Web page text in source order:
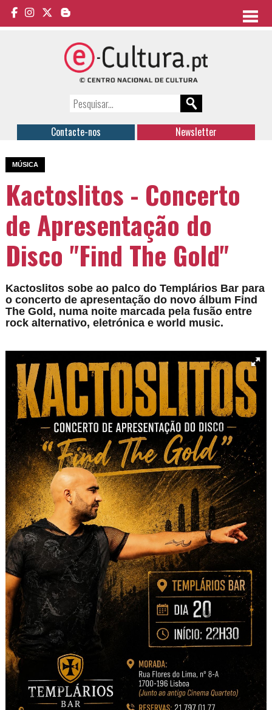
Contacte-nos Newsletter
MÚSICA
Kactoslitos - Concerto
de Apresentação do
Disco "Find The Gold"
Kactoslitos sobe ao palco do Templários Bar para
o concerto de apresentação do novo álbum Find
The Gold, numa noite marcada pela fusão entre
rock alternativo, eletrónica e world music.